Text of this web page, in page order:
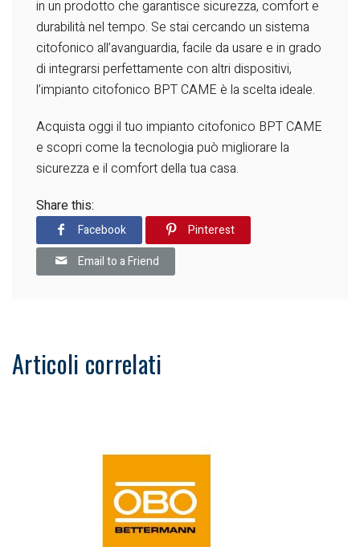
in un prodotto che garantisce sicurezza, comfort e
durabilità nel tempo. Se stai cercando un sistema
citofonico all’avanguardia, facile da usare e in grado
di integrarsi perfettamente con altri dispositivi,
l’impianto citofonico BPT CAME è la scelta ideale.
Acquista oggi il tuo impianto citofonico BPT CAME
e scopri come la tecnologia può migliorare la
sicurezza e il comfort della tua casa.
Share this:
Facebook
Pinterest
Email to a Friend
Articoli correlati